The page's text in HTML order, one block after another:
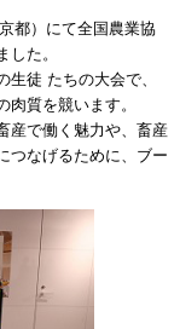
都）にて全国農業協
た。
徒 たちの大会で、
質を競います。
産で働く魅力や、畜産
つなげるために、ブー